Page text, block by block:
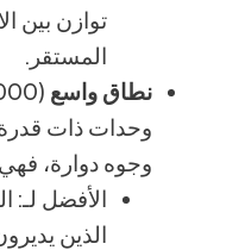
توازن بين
المستقر.
نطاق واسع
وجوه دوارة،
الأفضل لـ:
الذين يديرون